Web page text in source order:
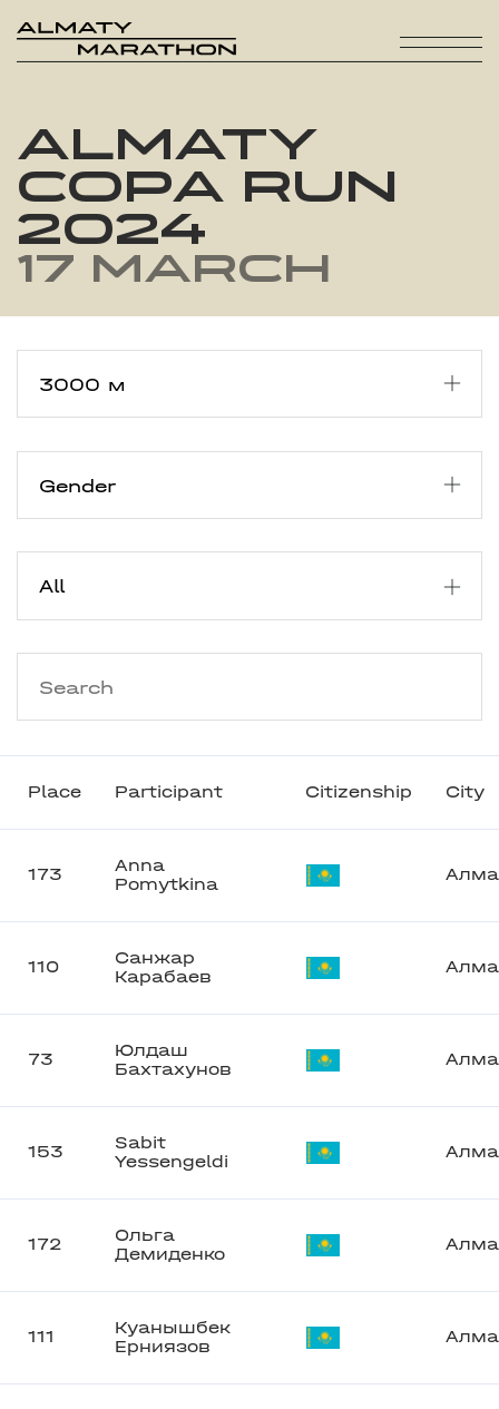
ALMATY
COPA RUN
2024
17 March
Place Participant Citizenship City
173
Anna
Pomytkina
110
Санжар
Карабаев
73
Юлдаш
Бахтахунов
153
Sabit
Yessengeldi
172
Ольга
Демиденко
111
Куанышбек
Ерниязов